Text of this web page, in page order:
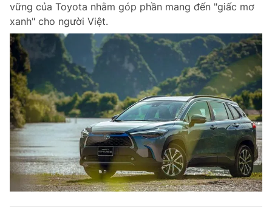
vững của Toyota nhằm góp phần mang đến "giấc mơ
xanh" cho người Việt.